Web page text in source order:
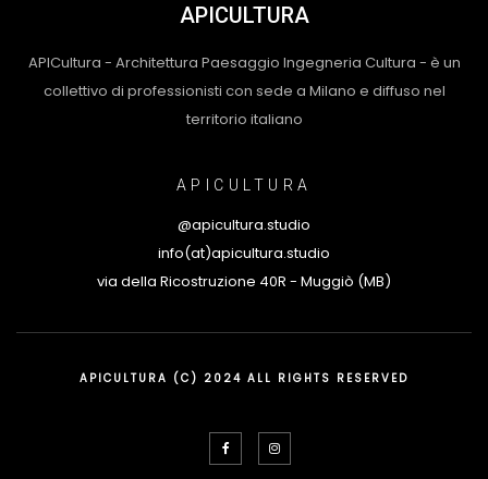
APICULTURA
APICultura - Architettura Paesaggio Ingegneria Cultura - è un
collettivo di professionisti con sede a Milano e diffuso nel
territorio italiano
APICULTURA
@apicultura.studio
info(at)apicultura.studio
via della Ricostruzione 40R - Muggiò (MB)
APICULTURA (C) 2024 ALL RIGHTS RESERVED